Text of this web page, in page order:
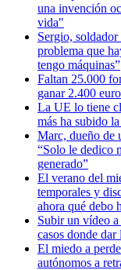
una invención
vida"
Sergio, soldador
problema que
tengo máquinas”
Faltan 25.000
ganar 2.400
La UE lo tiene
más ha subido
Marc, dueño de
“Solo le dedico
generado”
El verano del
temporales y
ahora qué debo
Subir un vídeo a
casos donde
El miedo a
autónomos a